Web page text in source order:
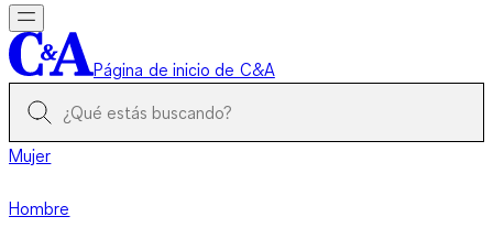
Página de inicio de C&A
Mujer
Hombre